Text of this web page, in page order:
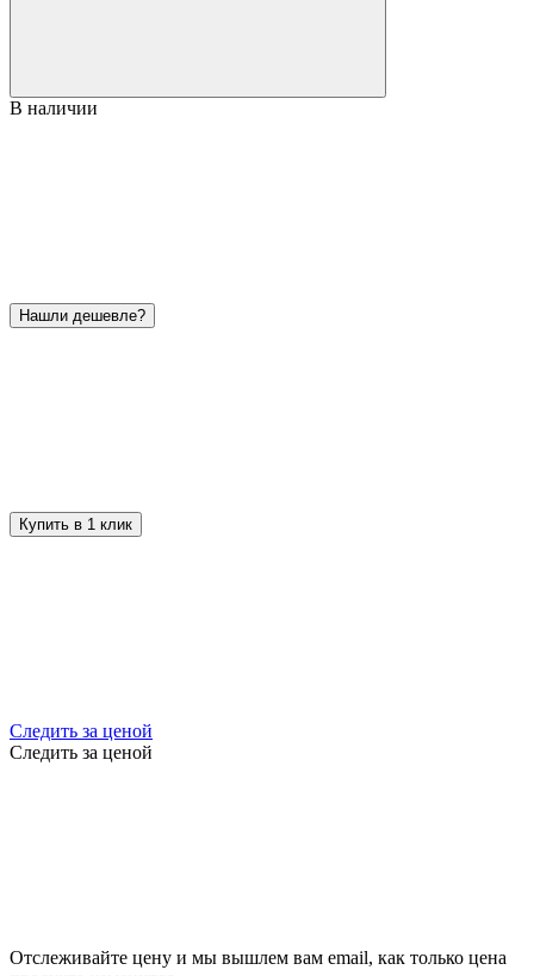
В наличии
Нашли дешевле?
Купить в 1 клик
Следить за ценой
Следить за ценой
Отслеживайте цену и мы вышлем вам email, как только цена